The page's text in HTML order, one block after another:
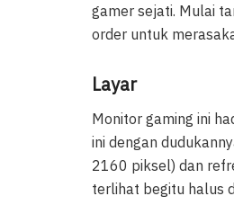
gamer sejati. Mulai
order untuk
Layar
Monitor gaming ini
ini dengan
2160 piksel) dan
terlihat begitu halus